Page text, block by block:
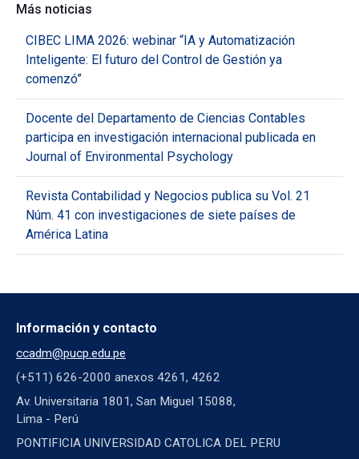
Más noticias
CIBEC LIMA 2026: webinar “IA y Automatización
Inteligente: El futuro del Control de Gestión ya
comenzó”
Docente del Departamento de Ciencias Contables
participa en investigación internacional publicada en
Journal of Environmental Psychology
Revista Contabilidad y Negocios publica su Vol. 21
Núm. 41 con investigaciones de siete países de
América Latina
Información y contacto
ccadm@pucp.edu.pe
(+511) 626-2000 anexos 4261, 4262
Av. Universitaria 1801, San Miguel 15088,
Lima - Perú
PONTIFICIA UNIVERSIDAD CATOLICA DEL PERU